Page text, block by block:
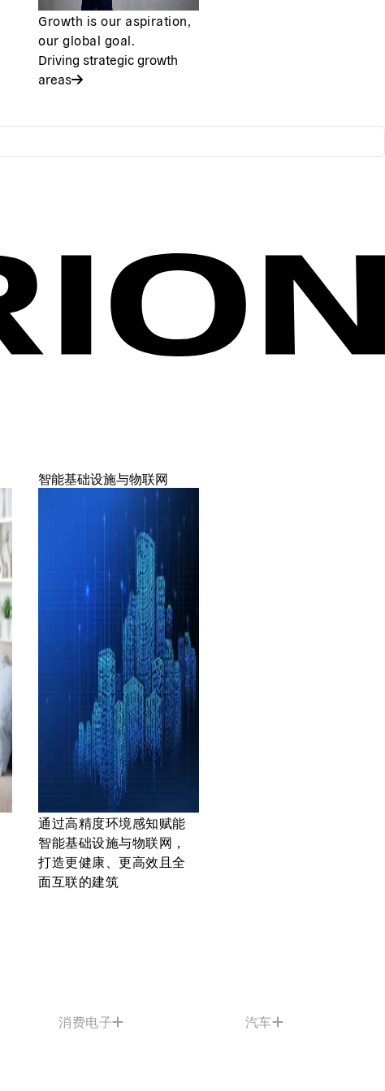
Growth is our aspiration,
our global goal.
Driving strategic growth
areas
智能基础设施与物联网
通过高精度环境感知赋能
智能基础设施与物联网，
打造更健康、更高效且全
面互联的建筑
消费电子 汽车